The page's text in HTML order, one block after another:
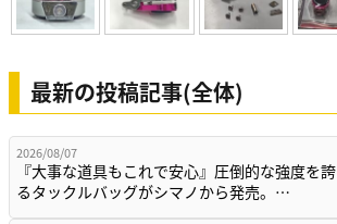
最新の投稿記事(全体)
2026/08/07
『大事な道具もこれで安心』圧倒的な強度を誇
るタックルバッグがシマノから発売。…